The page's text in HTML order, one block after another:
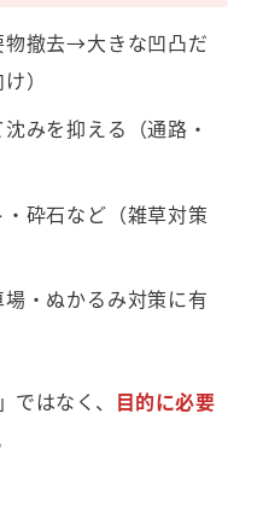
物撤去→大きな凹凸だ
）
沈みを抑える（通路・
・砕石など（雑草対策
場・ぬかるみ対策に有
はなく、 目的に必要